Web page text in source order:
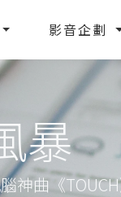
影音企劃
暴
神曲《